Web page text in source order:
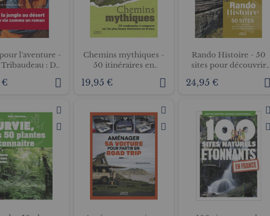
l'aventure -
: De
comme un
€
Chemins mythiques -
50 itinéraires en
19,95 €
Rando Histoire - 50
sites pour découvrir
fascinants de l'histoire
24,95 €